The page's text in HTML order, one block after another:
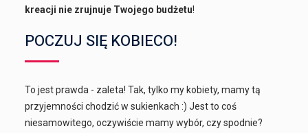
kreacji nie zrujnuje Twojego budżetu!
POCZUJ SIĘ KOBIECO!
To jest prawda - zaleta! Tak, tylko my kobiety, mamy tą
przyjemności chodzić w sukienkach :) Jest to coś
niesamowitego, oczywiście mamy wybór, czy spodnie?